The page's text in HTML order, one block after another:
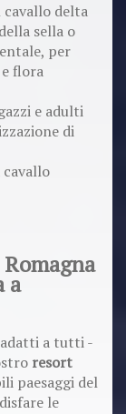
cavallo delta
sella o
per
flora
e adulti
di
cavallo
a
adatti a tutti -
resort
paesaggi del
le